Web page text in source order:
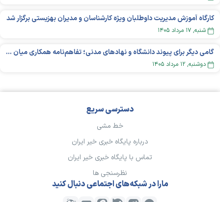
کارگاه آموزش مدیریت داوطلبان ویژه کارشناسان و مدیران بهزیستی برگزار شد
شنبه, ۱۷ مرداد ۱۴۰۵
گامی دیگر برای پیوند دانشگاه و نهادهای مدنی؛ تفاهم‌نامه همکاری میان «شبکه ملی» و «دانشگاه هنر ایران» منعقد شد
دوشنبه, ۱۲ مرداد ۱۴۰۵
دسترسی سریع
خط مشی
درباره پایگاه خبری خیر ایران
تماس با پایگاه خبری خیر ایران
نظرسنجی ها
مارا در شبکه‌های اجتماعی دنبال کنید